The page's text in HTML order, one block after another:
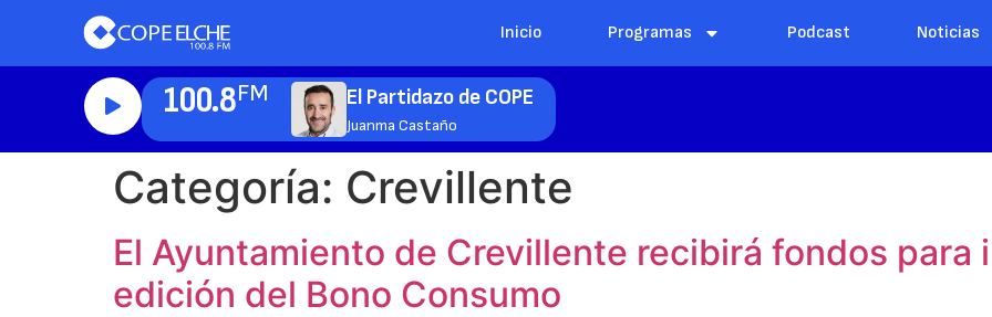
Inicio Programas Podcast Noticias
100.8FM El Partidazo de COPE
Juanma Castaño
Categoría: Crevillente
El Ayuntamiento de Crevillente recibirá fondos para
edición del Bono Consumo